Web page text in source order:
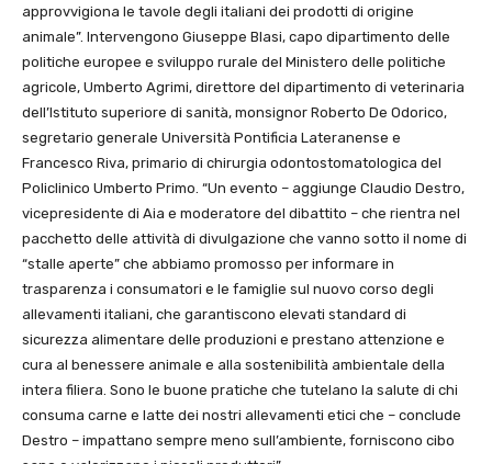
approvvigiona le tavole degli italiani dei prodotti di origine
animale”. Intervengono Giuseppe Blasi, capo dipartimento delle
politiche europee e sviluppo rurale del Ministero delle politiche
agricole, Umberto Agrimi, direttore del dipartimento di veterinaria
dell’Istituto superiore di sanità, monsignor Roberto De Odorico,
segretario generale Università Pontificia Lateranense e
Francesco Riva, primario di chirurgia odontostomatologica del
Policlinico Umberto Primo. “Un evento – aggiunge Claudio Destro,
vicepresidente di Aia e moderatore del dibattito – che rientra nel
pacchetto delle attività di divulgazione che vanno sotto il nome di
“stalle aperte” che abbiamo promosso per informare in
trasparenza i consumatori e le famiglie sul nuovo corso degli
allevamenti italiani, che garantiscono elevati standard di
sicurezza alimentare delle produzioni e prestano attenzione e
cura al benessere animale e alla sostenibilità ambientale della
intera filiera. Sono le buone pratiche che tutelano la salute di chi
consuma carne e latte dei nostri allevamenti etici che – conclude
Destro – impattano sempre meno sull’ambiente, forniscono cibo